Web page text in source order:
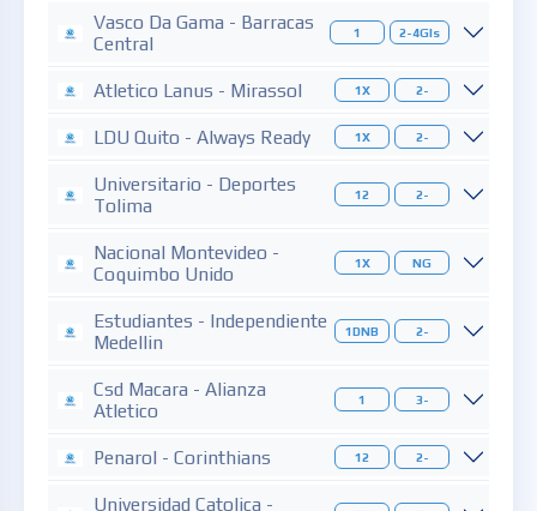
Vasco Da Gama - Barracas
Central
1 2-4Gls
Atletico Lanus - Mirassol 1X 2-
LDU Quito - Always Ready 1X 2-
Universitario - Deportes
Tolima
12 2-
Nacional Montevideo -
Coquimbo Unido
1X NG
Estudiantes - Independiente
Medellin
1DNB 2-
Csd Macara - Alianza
Atletico
1 3-
Penarol - Corinthians 12 2-
Universidad Catolica -